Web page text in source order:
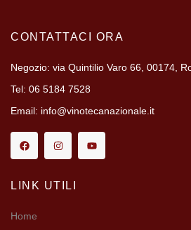
CONTATTACI ORA
Negozio: via Quintilio Varo 66, 00174,
Tel: 06 5184 7528
Email: info@vinotecanazionale.it
LINK UTILI
Home